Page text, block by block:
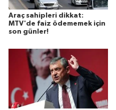
Araç sahipleri dikkat:
MTV'de faiz ödememek için
son günler!